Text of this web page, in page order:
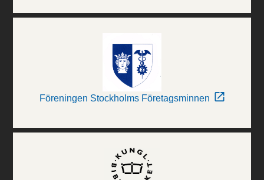
Föreningen Stockholms Företagsminnen